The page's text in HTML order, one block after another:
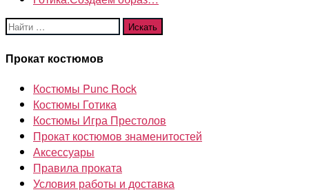
Поиск:
Прокат костюмов
Костюмы Punc Rock
Костюмы Готика
Костюмы Игра Престолов
Прокат костюмов знаменитостей
Аксессуары
Правила проката
Условия работы и доставка